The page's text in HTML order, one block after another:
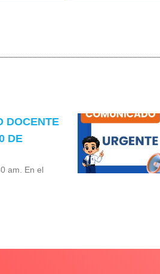
DOCENTE
DE
am. En el